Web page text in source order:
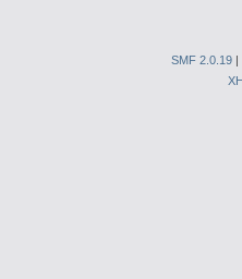
SMF 2.0.19